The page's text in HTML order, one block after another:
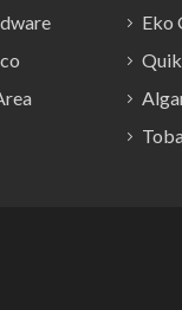
Eko